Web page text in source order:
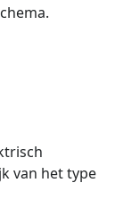
van het type